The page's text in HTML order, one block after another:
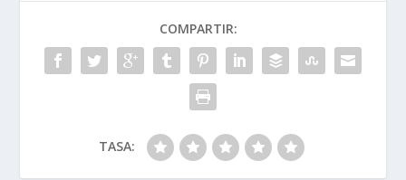
COMPARTIR:
TASA: